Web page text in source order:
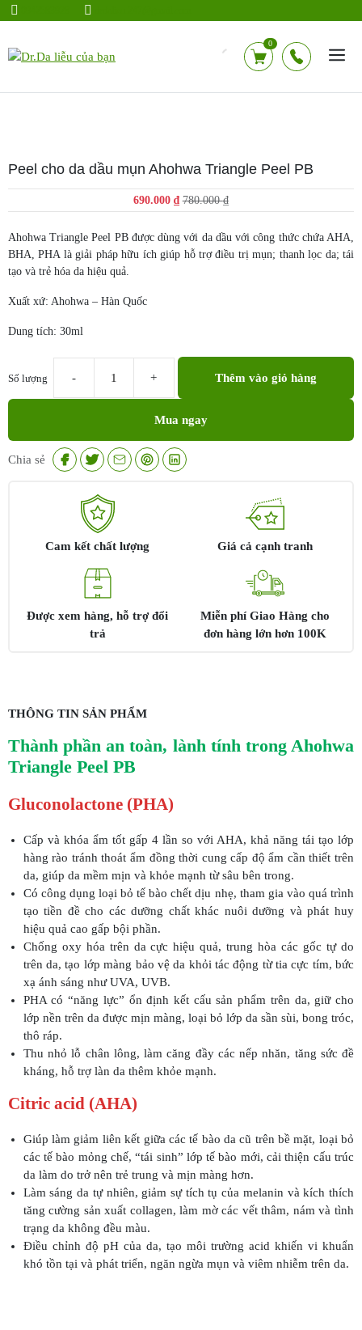
Chuyển
dung
0
Peel cho da dầu mụn Ahohwa Triangle Peel PB
780.000₫
Giá
gốc
là:
780.000 ₫.
690.000₫ Giá
hiện
tại
là:
690.000 ₫.
Ahohwa Triangle Peel PB được dùng với da dầu với công thức chứa AHA,
BHA, PHA là giải pháp hữu ích giúp hỗ trợ điều trị mụn; thanh lọc da; tái
tạo và trẻ hóa da hiệu quả.
Xuất xứ: Ahohwa – Hàn Quốc
Dung tích: 30ml
Số lượng
da
dầu
mụn
Ahohwa
Thêm vào giỏ hàng
Mua ngay
Chia sẻ
Cam kết chất lượng Giá cả cạnh tranh
Được xem hàng, hỗ trợ đổi
trả
Miễn phí Giao Hàng cho
đơn hàng lớn hơn 100K
THÔNG TIN SẢN PHẨM
Thành phần an toàn, lành tính trong Ahohwa
Triangle Peel PB
Gluconolactone (PHA)
Cấp và khóa ẩm tốt gấp 4 lần so với AHA, khả năng tái tạo lớp
hàng rào tránh thoát ẩm đồng thời cung cấp độ ẩm cần thiết trên
da, giúp da mềm mịn và khỏe mạnh từ sâu bên trong.
Có công dụng loại bỏ tế bào chết dịu nhẹ, tham gia vào quá trình
tạo tiền đề cho các dưỡng chất khác nuôi dưỡng và phát huy
hiệu quả cao gấp bội phần.
Chống oxy hóa trên da cực hiệu quả, trung hòa các gốc tự do
trên da, tạo lớp màng bảo vệ da khỏi tác động từ tia cực tím, bức
xạ ánh sáng như UVA, UVB.
PHA có “năng lực” ổn định kết cấu sản phẩm trên da, giữ cho
lớp nền trên da được mịn màng, loại bỏ lớp da sần sùi, bong tróc,
thô ráp.
Thu nhỏ lỗ chân lông, làm căng đầy các nếp nhăn, tăng sức đề
kháng, hỗ trợ làn da thêm khỏe mạnh.
Citric acid (AHA)
Giúp làm giảm liên kết giữa các tế bào da cũ trên bề mặt, loại bỏ
các tế bào mỏng chế, “tái sinh” lớp tế bào mới, cải thiện cấu trúc
da làm do trở nên trẻ trung và mịn màng hơn.
Làm sáng da tự nhiên, giảm sự tích tụ của melanin và kích thích
tăng cường sản xuất collagen, làm mờ các vết thâm, nám và tình
trạng da không đều màu.
Điều chỉnh độ pH của da, tạo môi trường acid khiến vi khuẩn
khó tồn tại và phát triển, ngăn ngừa mụn và viêm nhiễm trên da.